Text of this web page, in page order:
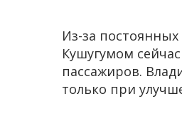
Из-за
Кушугумом
пассажиров.
только при